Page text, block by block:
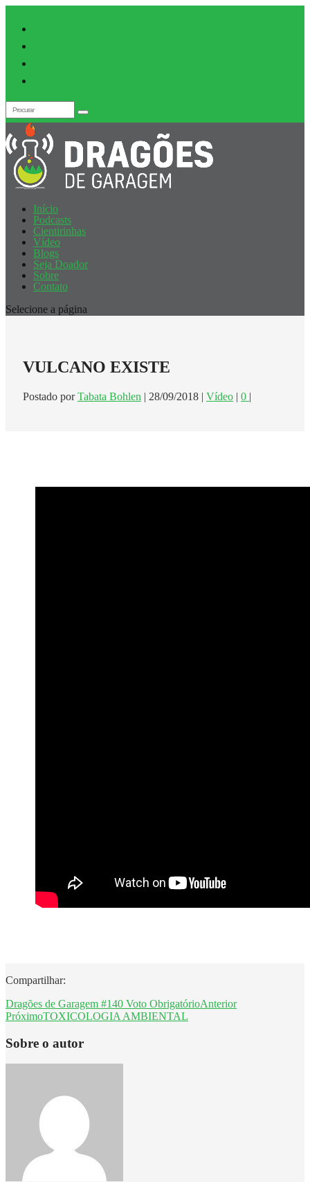
Início
Podcasts
Cientirinhas
Vídeo
Blogs
Seja Doador
Sobre
Contato
Selecione a página
VULCANO EXISTE
Postado porTabata Bohlen | 28/09/2018 | Vídeo | 0 |
Compartilhar:
Dragões de Garagem #140 Voto ObrigatórioAnterior
PróximoTOXICOLOGIA AMBIENTAL
Sobre o autor